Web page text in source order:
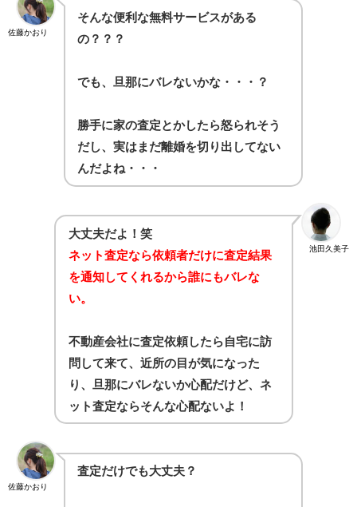
佐藤かおり
そんな便利な無料サービスがある
の？？？
でも、旦那にバレないかな・・・？
勝手に家の査定とかしたら怒られそう
だし、実はまだ離婚を切り出してない
んだよね・・・
池田久美子
大丈夫だよ！笑
ネット査定なら依頼者だけに査定結果
を通知してくれるから誰にもバレな
い。
不動産会社に査定依頼したら自宅に訪
問して来て、近所の目が気になった
り、旦那にバレないか心配だけど、ネ
ット査定ならそんな心配ないよ！
佐藤かおり
査定だけでも大丈夫？